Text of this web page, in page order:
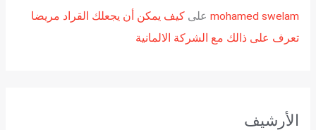
mohamed swelamعلى كيف يمكن أن يجعلك القراد مريضا
تعرف على ذالك مع الشركة الالمانية
الأرشيف